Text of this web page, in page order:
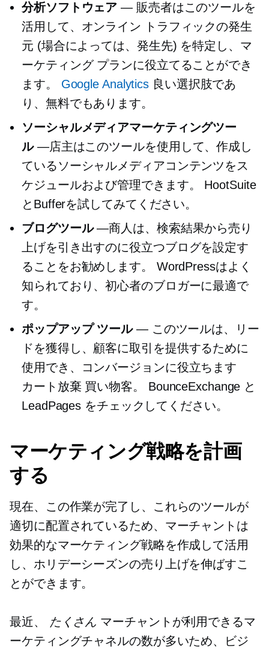
分析ソフトウェア — 販売者はこのツールを
活用して、オンライン トラフィックの発生
元 (場合によっては、発生先) を特定し、マ
ーケティング プランに役立てることができ
ます。 Google Analytics 良い選択肢であ
り、無料でもあります。
ソーシャルメディアマーケティングツー
ル—店主はこのツールを使用して、作成し
ているソーシャルメディアコンテンツをス
ケジュールおよび管理できます。 HootSuite
とBufferを試してみてください。
ブログツール—商人は、検索結果から売り
上げを引き出すのに役立つブログを設定す
ることをお勧めします。 WordPressはよく
知られており、初心者のブロガーに最適で
す。
ポップアップツール— このツールは、リー
ドを獲得し、顧客に取引を提供するために
使用でき、コンバージョンに役立ちます
カート放棄買い物客。 BounceExchange と
LeadPages をチェックしてください。
マーケティング戦略を計画
する
現在、この作業が完了し、これらのツールが
適切に配置されているため、マーチャントは
効果的なマーケティング戦略を作成して活用
し、ホリデーシーズンの売り上げを伸ばすこ
とができます。
最近、 たくさん マーチャントが利用できるマ
ーケティングチャネルの数が多いため、ビジ